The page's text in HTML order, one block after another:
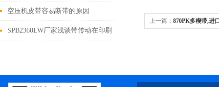
空压机皮带容易断带的原因
SPB2360LW厂家浅谈带传动在印刷
上一篇： 870PK多楔带,进